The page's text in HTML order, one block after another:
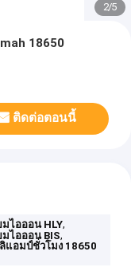
2/5
18650
ติดต่อตอนนี้
ไอออน HLY,
มไอออน BIS,
แอมป์ชั่วโมง 18650